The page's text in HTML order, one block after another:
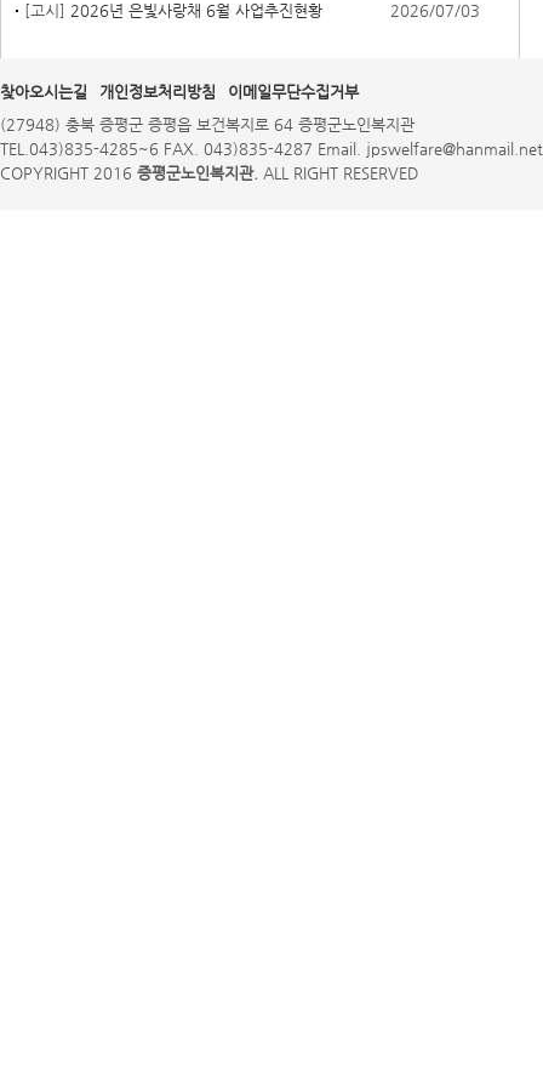
[고시] 2026년 은빛사랑채 6월 사업추진현황 2026/07/03
찾아오시는길 개인정보처리방침
이메일무단수집거부
(27948) 충북 증평군 증평읍 보건복지로 64 증평군노인복지관
TEL.043)835-4285~6 FAX. 043)835-4287 Email. jpswelfare@hanmail.net
COPYRIGHT 2016 증평군노인복지관. ALL RIGHT RESERVED